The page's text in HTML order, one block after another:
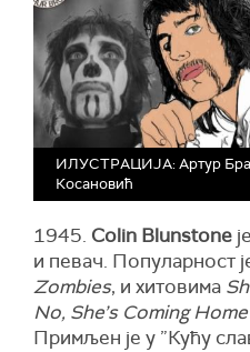
ИЛУСТРАЦИЈА: Артур
Косановић
1945. Colin Blunstone
и певач. Популарност
Zombies, и хитовима
No, She’s Coming
Примљен је у ”Кућу